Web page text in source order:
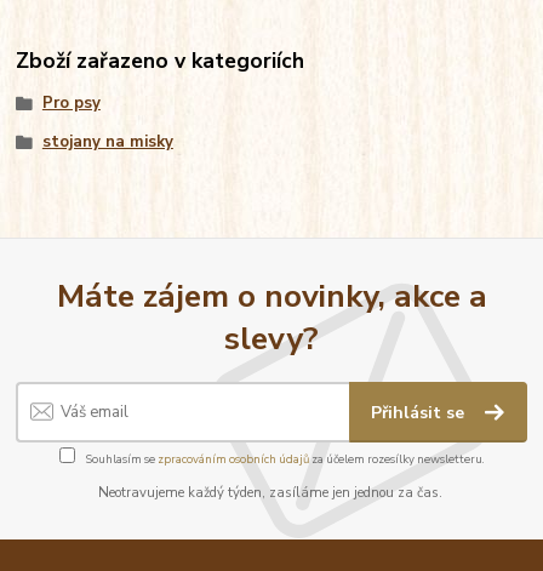
Zboží zařazeno v kategoriích
Pro psy
stojany na misky
Máte zájem o novinky, akce a
slevy?
Přihlásit se
Souhlasím se zpracováním osobních údajůza účelem rozesílky newsletteru.
Neotravujeme každý týden, zasíláme jen jednou za čas.